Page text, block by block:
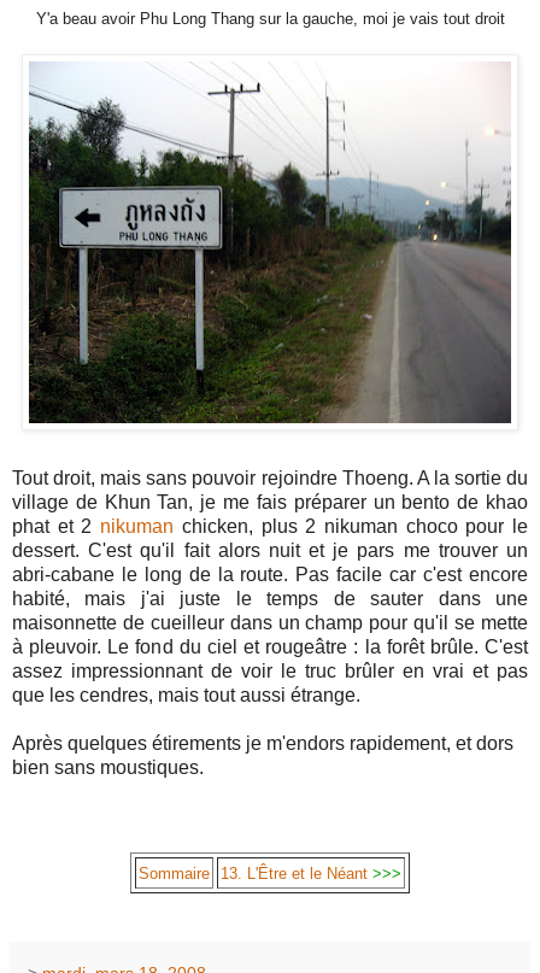
Y'a beau avoir Phu Long Thang sur la gauche, moi je vais tout droit
Tout droit, mais sans pouvoir rejoindre Thoeng. A la sortie du
village de Khun Tan, je me fais préparer un bento de khao
phat et 2 nikuman chicken, plus 2 nikuman choco pour le
dessert. C'est qu'il fait alors nuit et je pars me trouver un
abri-cabane le long de la route. Pas facile car c'est encore
habité, mais j'ai juste le temps de sauter dans une
maisonnette de cueilleur dans un champ pour qu'il se mette
à pleuvoir. Le fond du ciel et rougeâtre : la forêt brûle. C'est
assez impressionnant de voir le truc brûler en vrai et pas
que les cendres, mais tout aussi étrange.
Après quelques étirements je m'endors rapidement, et dors
bien sans moustiques.
Sommaire 13. L'Être et le Néant >>>